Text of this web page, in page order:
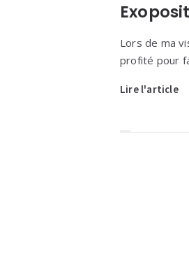
Lors de ma
profité pour
Lire l'article